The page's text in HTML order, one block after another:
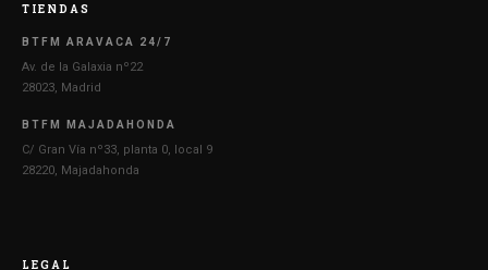
TIENDAS
BTFM ARAVACA 24/7
Av. de la Galaxia nº22
28023, Madrid
BTFM MAJADAHONDA
C/ Gran Vía nº33, planta 0, local 9
28220, Majadahonda
LEGAL